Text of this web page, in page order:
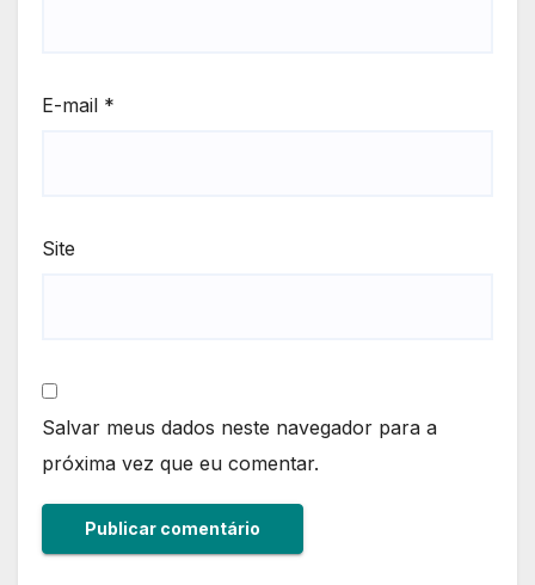
E-mail *
Site
Salvar meus dados neste navegador para a
próxima vez que eu comentar.